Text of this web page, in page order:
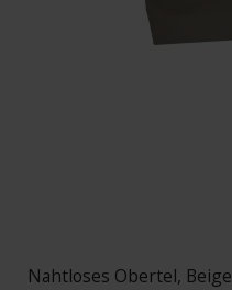
Nahtloses Obertel, Beige